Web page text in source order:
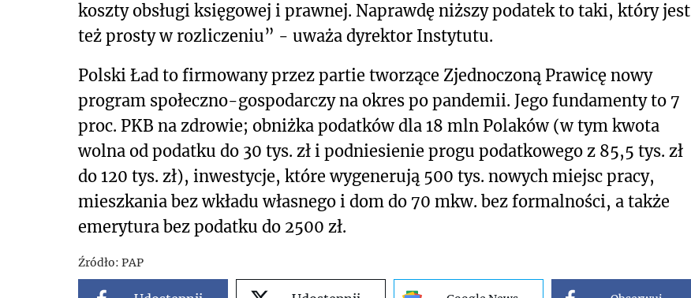
koszty obsługi księgowej i prawnej. Naprawdę niższy podatek to taki, który jest
też prosty w rozliczeniu” - uważa dyrektor Instytutu.
Polski Ład to firmowany przez partie tworzące Zjednoczoną Prawicę nowy
program społeczno-gospodarczy na okres po pandemii. Jego fundamenty to 7
proc. PKB na zdrowie; obniżka podatków dla 18 mln Polaków (w tym kwota
wolna od podatku do 30 tys. zł i podniesienie progu podatkowego z 85,5 tys. zł
do 120 tys. zł), inwestycje, które wygenerują 500 tys. nowych miejsc pracy,
mieszkania bez wkładu własnego i dom do 70 mkw. bez formalności, a także
emerytura bez podatku do 2500 zł.
Źródło: PAP